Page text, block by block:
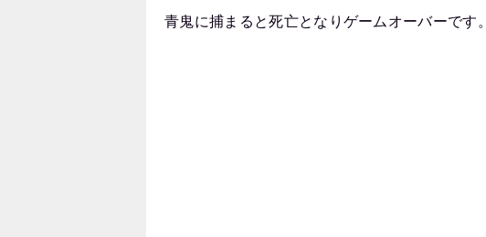
青鬼に捕まると死亡となりゲームオーバーです。